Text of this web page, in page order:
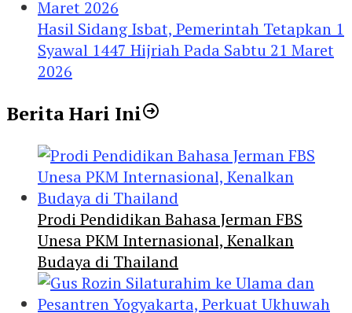
Hasil Sidang Isbat, Pemerintah Tetapkan 1
Syawal 1447 Hijriah Pada Sabtu 21 Maret
2026
Berita Hari Ini
Prodi Pendidikan Bahasa Jerman FBS
Unesa PKM Internasional, Kenalkan
Budaya di Thailand